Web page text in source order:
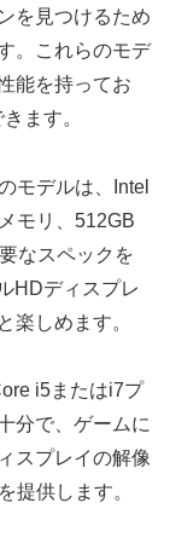
を見つけるため
。これらのモデ
能を持ってお
ます。
モデルは、Intel
モリ、512GB
なスペックを
HDディスプレ
楽しめます。
i5またはi7プ
分で、ゲームに
スプレイの解像
提供します。